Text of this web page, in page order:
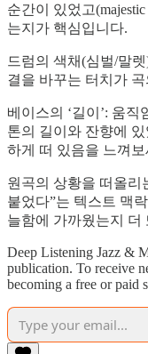
순간이 있었고
는지가 핵심입니다.
드럼의 색채(심벌/말
결을 바꾸는 터치가
베이스의 ‘길이’: 움
톤의 길이와 잔향에
하게 떠 있음을 느껴보
원곡의 상황을 떠올리
붙었다”는 텍스트 맥
늘함에 가까웠는지 더
Deep Listening Jazz &
publication. To receive
becoming a free or paid